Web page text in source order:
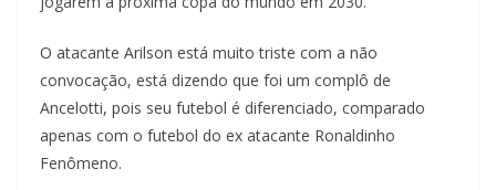
O atacante Arilson está muito triste com a não
convocação, está dizendo que foi um complô de
Ancelotti, pois seu futebol é diferenciado, comparado
apenas com o futebol do ex atacante Ronaldinho
Fenômeno.